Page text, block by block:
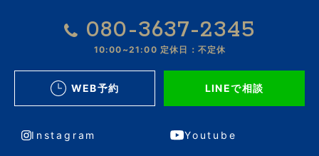
080-3637-2345
10:00~21:00 定休日：不定休
WEB予約 LINEで相談
Instagram Youtube